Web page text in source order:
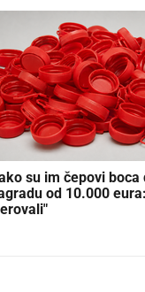
su im čepovi boca
od 10.000